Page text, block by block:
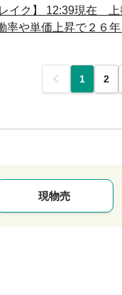
レイク】 12:39現在
率や単価上昇で２６
前 1 2
現物売